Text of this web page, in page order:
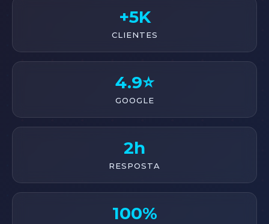
+5K
CLIENTES
4.9⭐
GOOGLE
2h
RESPOSTA
100%